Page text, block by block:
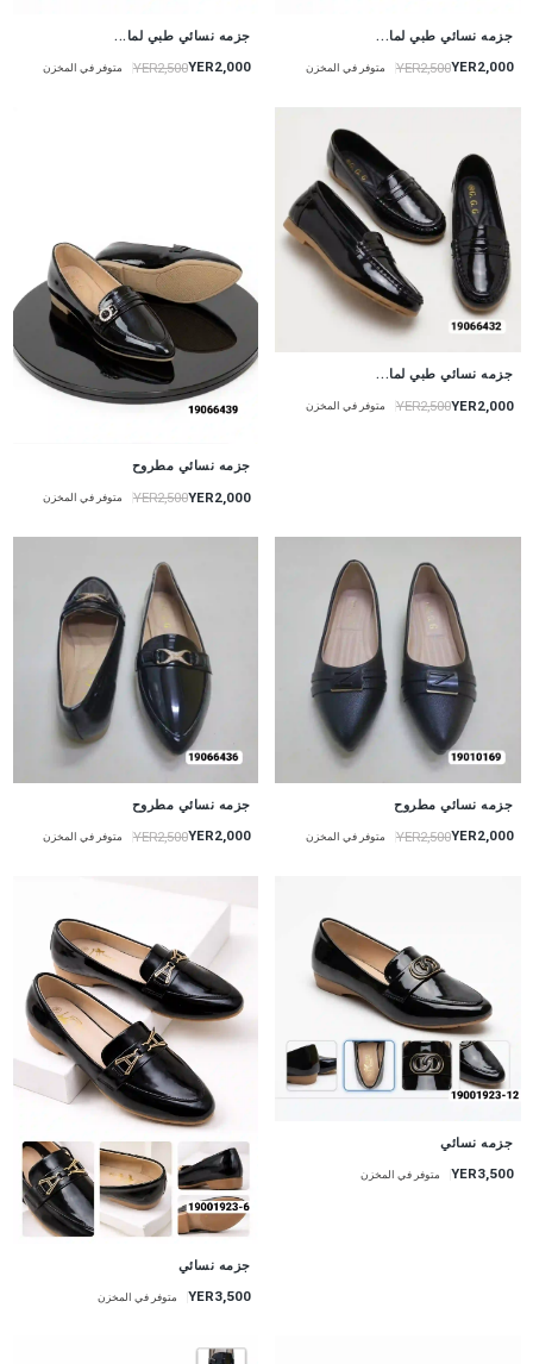
جزمه نسائي طبي لما...
YER2,000
YER2,500 متوفر في المخزن
جزمه نسائي طبي لما...
YER2,000
YER2,500 متوفر في المخزن
جزمه نسائي طبي لما...
YER2,000
YER2,500 متوفر في المخزن
جزمه نسائي مطروح
YER2,000
YER2,500 متوفر في المخزن
جزمه نسائي مطروح
YER2,000
YER2,500 متوفر في المخزن
جزمه نسائي مطروح
YER2,000
YER2,500 متوفر في المخزن
جزمه نسائي
YER3,500 متوفر في المخزن
جزمه نسائي
YER3,500 متوفر في المخزن